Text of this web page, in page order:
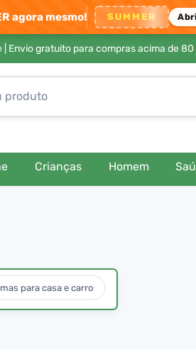
agora mesmo! SUMMER
Envio gratuito para compras acima de 80
Crianças Homem
para casa e carro